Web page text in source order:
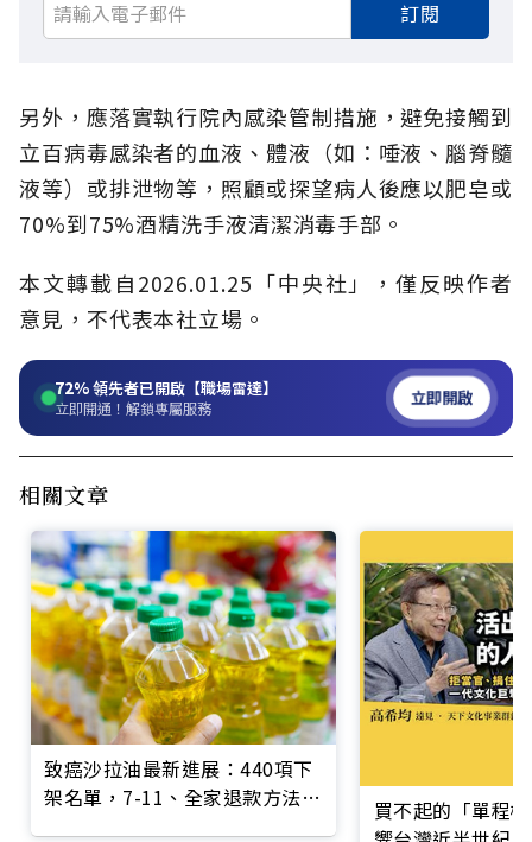
訂閱
另外，應落實執行院內感染管制措施，避免接觸到
立百病毒感染者的血液、體液（如：唾液、腦脊髓
液等）或排泄物等，照顧或探望病人後應以肥皂或
70%到75%酒精洗手液清潔消毒手部。
本文轉載自2026.01.25「中央社」，僅反映作者
意見，不代表本社立場。
72%領先者已開啟【職場雷達】
立即開通！解鎖專屬服務 立即開啟
相關文章
致癌沙拉油最新進展：440項下
架名單，7-11、全家退款方法一
買不起的「單程